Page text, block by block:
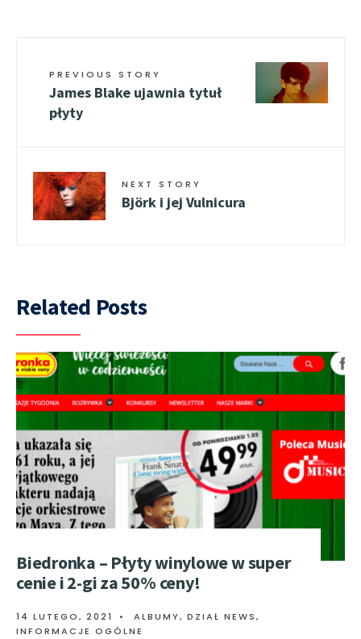
PREVIOUS STORY
James Blake ujawnia tytuł
płyty
NEXT STORY
Björk i jej Vulnicura
Related Posts
Biedronka – Płyty winylowe w super
cenie i 2-gi za 50% ceny!
14 LUTEGO, 2021 • ALBUMY, DZIAŁ NEWS,
INFORMACJE OGÓLNE